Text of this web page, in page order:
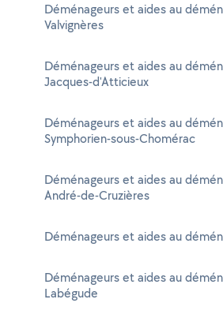
Déménageurs et aides au
Valvignères
Déménageurs et aides au
Jacques-d'Atticieux
Déménageurs et aides au
Symphorien-sous-Chomérac
Déménageurs et aides au
André-de-Cruzières
Déménageurs et aides au
Déménageurs et aides au
Labégude